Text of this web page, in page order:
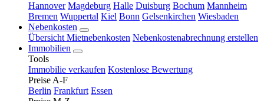
Hannover Magdeburg Halle Duisburg Bochum Mannheim
Bremen Wuppertal Kiel Bonn Gelsenkirchen Wiesbaden
Nebenkosten
Übersicht Mietnebenkosten Nebenkostenabrechnung erstellen
Immobilien
Tools
Immobilie verkaufen Kostenlose Bewertung
Preise A-F
Berlin Frankfurt Essen